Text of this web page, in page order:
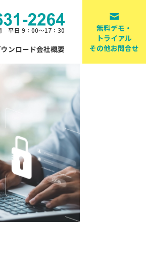
平日 9：00～17：30
ンロード会社概要
無料デモ・
トライアル
その他お問合せ
作